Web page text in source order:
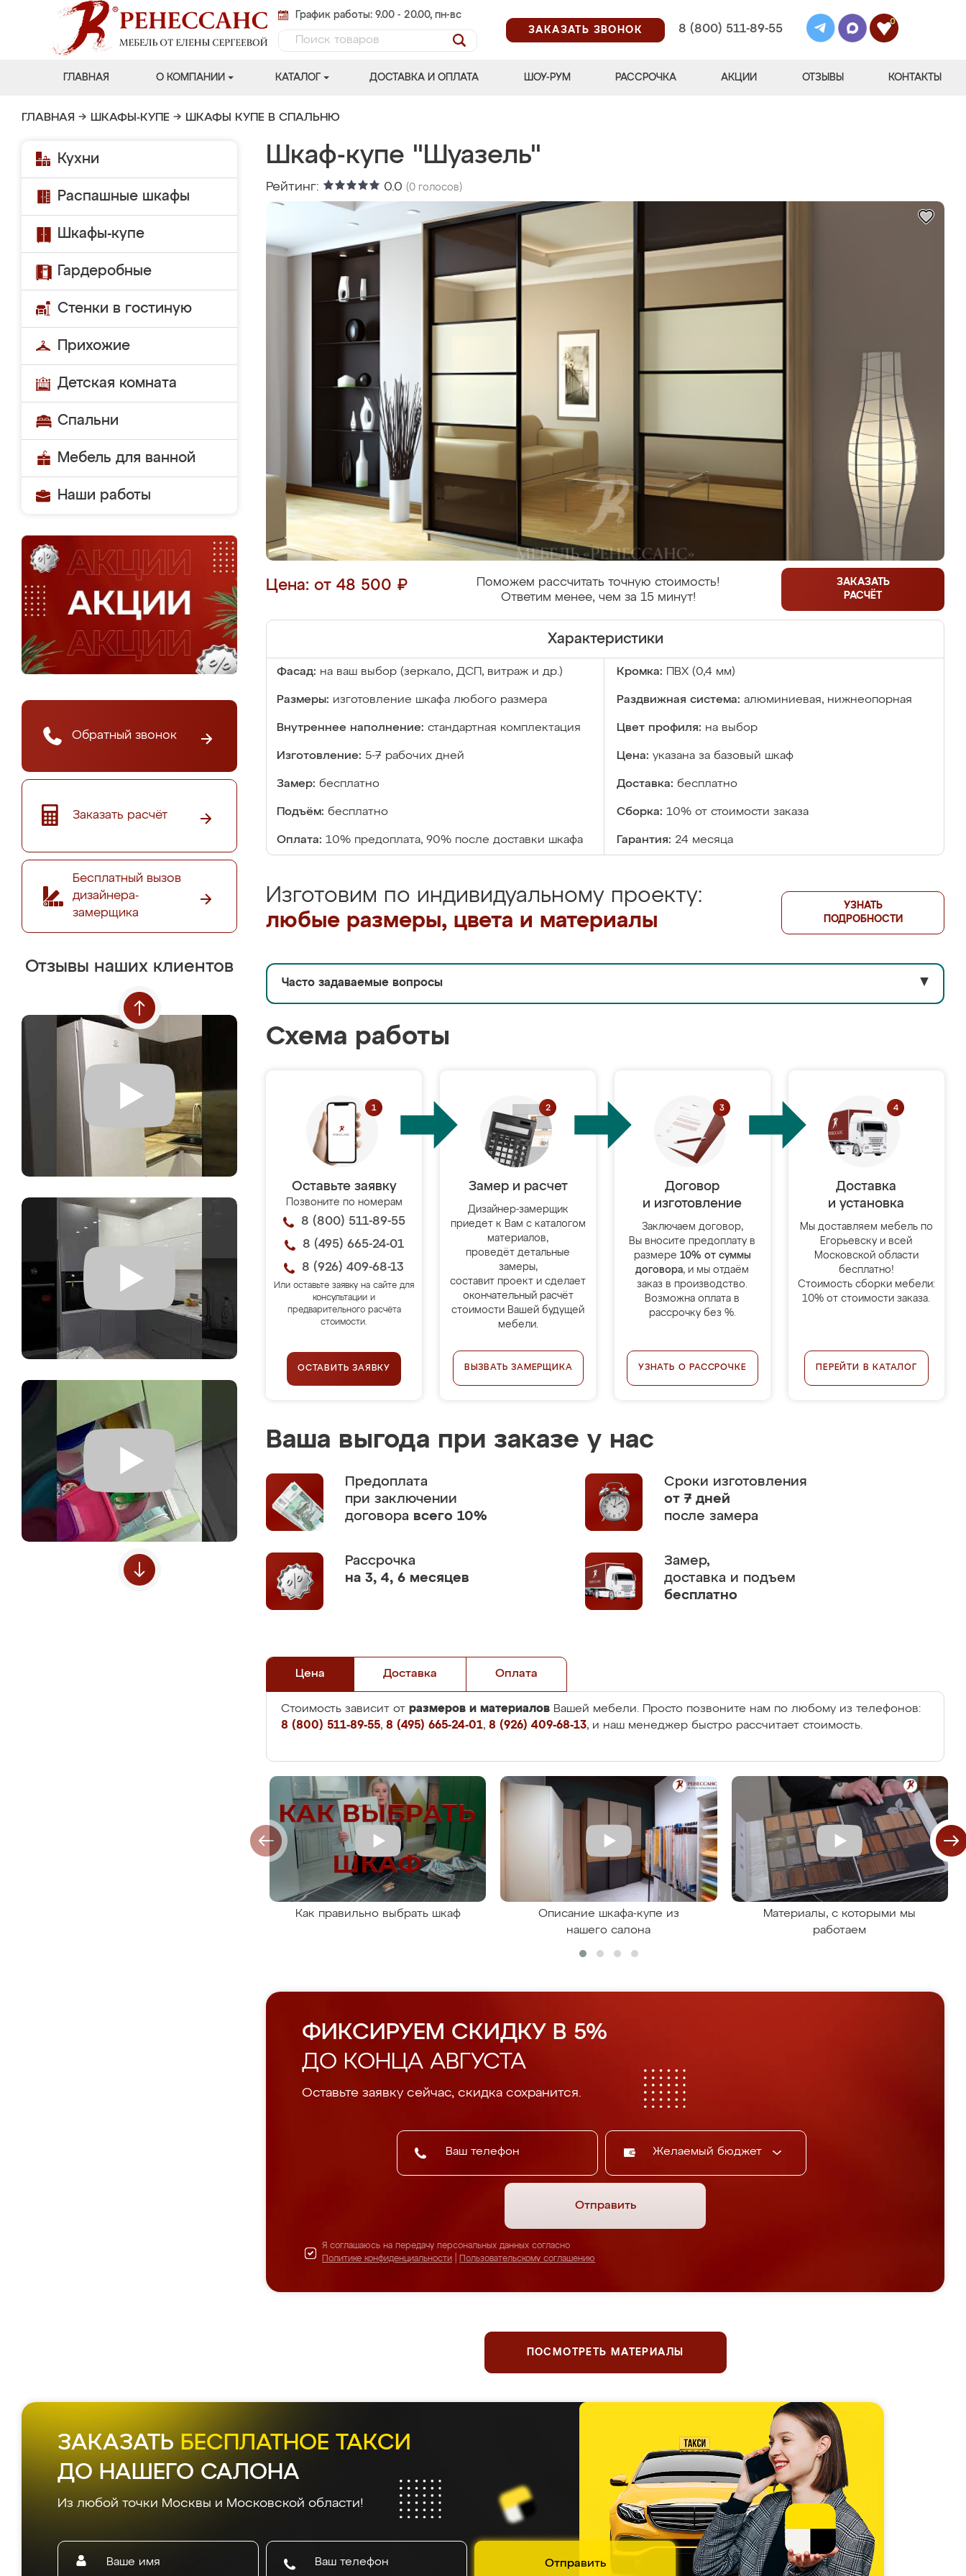
График работы: 9.00 - 20.00, пн-вс
ЗАКАЗАТЬ ЗВОНОК
8 (800) 511-89-55
0
ГЛАВНАЯ О КОМПАНИИ КАТАЛОГ ДОСТАВКА И ОПЛАТА ШОУ-РУМ РАССРОЧКА АКЦИИ ОТЗЫВЫ КОНТАКТЫ
ГЛАВНАЯ → ШКАФЫ-КУПЕ → ШКАФЫ КУПЕ В СПАЛЬНЮ
Кухни
Распашные шкафы
Шкафы-купе
Гардеробные
Стенки в гостиную
Прихожие
Детская комната
Спальни
Мебель для ванной
Наши работы
Обратный звонок
Заказать расчёт
Бесплатный вызов
дизайнера-
замерщика
Отзывы наших клиентов
Шкаф-купе "Шуазель"
Рейтинг: 0.0 (0 голосов)
Цена: от 48 500 ₽
Поможем рассчитать точную стоимость!
Ответим менее, чем за 15 минут!
ЗАКАЗАТЬ
РАСЧЁТ
Характеристики
Фасад: на ваш выбор (зеркало, ДСП, витраж и др.) Кромка: ПВХ (0,4 мм)
Размеры: изготовление шкафа любого размера Раздвижная система: алюминиевая, нижнеопорная
Внутреннее наполнение: стандартная комплектация Цвет профиля: на выбор
Изготовление: 5-7 рабочих дней Цена: указана за базовый шкаф
Замер: бесплатно Доставка: бесплатно
Подъём: бесплатно Сборка: 10% от стоимости заказа
Оплата: 10% предоплата, 90% после доставки шкафа Гарантия: 24 месяца
Изготовим по индивидуальному проекту:
любые размеры, цвета и материалы
УЗНАТЬ
ПОДРОБНОСТИ
Часто задаваемые вопросы ▼
Схема работы
Оставьте заявку
Позвоните по номерам
8 (800) 511-89-55
8 (495) 665-24-01
8 (926) 409-68-13
Или оставьте заявку на сайте для
консультации и
предварительного расчёта
стоимости.
ОСТАВИТЬ ЗАЯВКУ
Замер и расчет
Дизайнер-замерщик
приедет к Вам с каталогом
материалов,
проведёт детальные
замеры,
составит проект и сделает
окончательный расчёт
стоимости Вашей будущей
мебели.
ВЫЗВАТЬ ЗАМЕРЩИКА
Договор
и изготовление
Заключаем договор,
Вы вносите предоплату в
размере 10% от суммы
договора, и мы отдаём
заказ в производство.
Возможна оплата в
рассрочку без %.
УЗНАТЬ О РАССРОЧКЕ
Доставка
и установка
Мы доставляем мебель по
Егорьевску и всей
Московской области
бесплатно!
Стоимость сборки мебели:
10% от стоимости заказа.
ПЕРЕЙТИ В КАТАЛОГ
Ваша выгода при заказе у нас
Предоплата
при заключении
договора всего 10%
Сроки изготовления
от 7 дней
после замера
Рассрочка
на 3, 4, 6 месяцев
Замер,
доставка и подъем
бесплатно
Цена Доставка Оплата
Стоимость зависит от размеров и материалов Вашей мебели. Просто позвоните нам по любому из телефонов:
8 (800) 511-89-55, 8 (495) 665-24-01, 8 (926) 409-68-13, и наш менеджер быстро рассчитает стоимость.
Как правильно выбрать шкаф
Описание шкафа-купе из
нашего салона
Материалы, с которыми мы
работаем
ФИКСИРУЕМ СКИДКУ В 5%
ДО КОНЦА АВГУСТА
Оставьте заявку сейчас, скидка сохранится.
Желаемый бюджет
Отправить
Я соглашаюсь на передачу персональных данных согласно
Политике конфиденциальности
Пользовательскому соглашению
ПОСМОТРЕТЬ МАТЕРИАЛЫ
ЗАКАЗАТЬ БЕСПЛАТНОЕ ТАКСИ
ДО НАШЕГО САЛОНА
Из любой точки Москвы и Московской области!
Отправить